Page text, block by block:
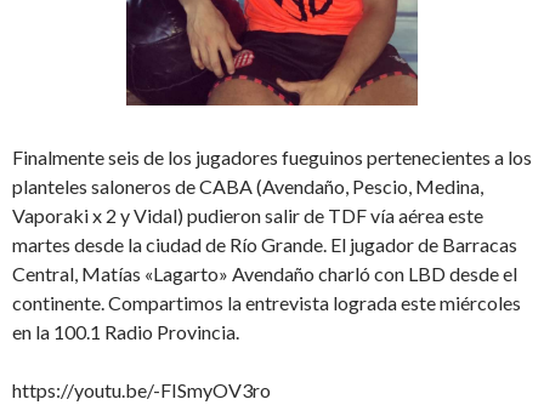
Finalmente seis de los jugadores fueguinos pertenecientes a los
planteles saloneros de CABA (Avendaño, Pescio, Medina,
Vaporaki x 2 y Vidal) pudieron salir de TDF vía aérea este
martes desde la ciudad de Río Grande. El jugador de Barracas
Central, Matías «Lagarto» Avendaño charló con LBD desde el
continente. Compartimos la entrevista lograda este miércoles
en la 100.1 Radio Provincia.
https://youtu.be/-FISmyOV3ro